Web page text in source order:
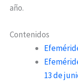
año.
Contenidos
13 de